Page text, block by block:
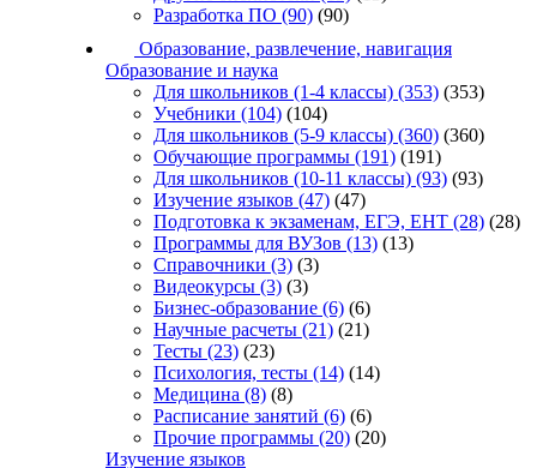
Разработка ПО (90) (90)
Образование, развлечение, навигация
Образование и наука
Для школьников (1-4 классы) (353) (353)
Учебники (104) (104)
Для школьников (5-9 классы) (360) (360)
Обучающие программы (191) (191)
Для школьников (10-11 классы) (93) (93)
Изучение языков (47) (47)
Подготовка к экзаменам, ЕГЭ, ЕНТ (28) (28)
Программы для ВУЗов (13) (13)
Справочники (3) (3)
Видеокурсы (3) (3)
Бизнес-образование (6) (6)
Научные расчеты (21) (21)
Тесты (23) (23)
Психология, тесты (14) (14)
Медицина (8) (8)
Расписание занятий (6) (6)
Прочие программы (20) (20)
Изучение языков